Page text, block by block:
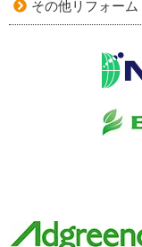
その他リフォーム